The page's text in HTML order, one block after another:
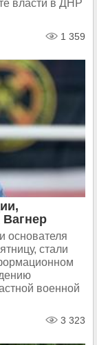
власти в ДНР
1 359
основателя
стали
военной
3 323